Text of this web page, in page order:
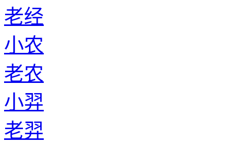
老经
小农
老农
小羿
老羿